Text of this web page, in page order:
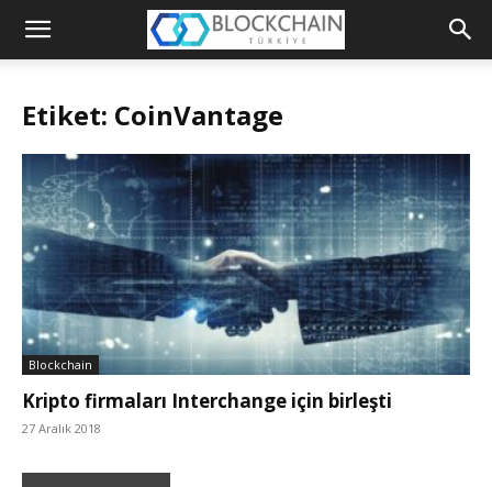
Blockchain
Etiket: CoinVantage
Blockchain
Kripto firmaları Interchange için birleşti
27 Aralık 2018